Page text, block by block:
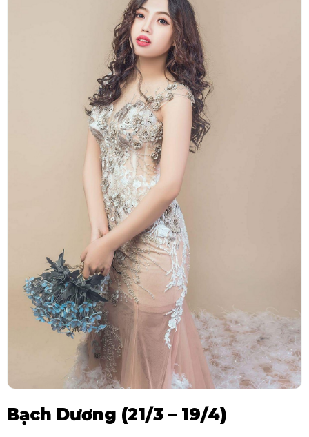
Bạch Dương (21/3 – 19/4)